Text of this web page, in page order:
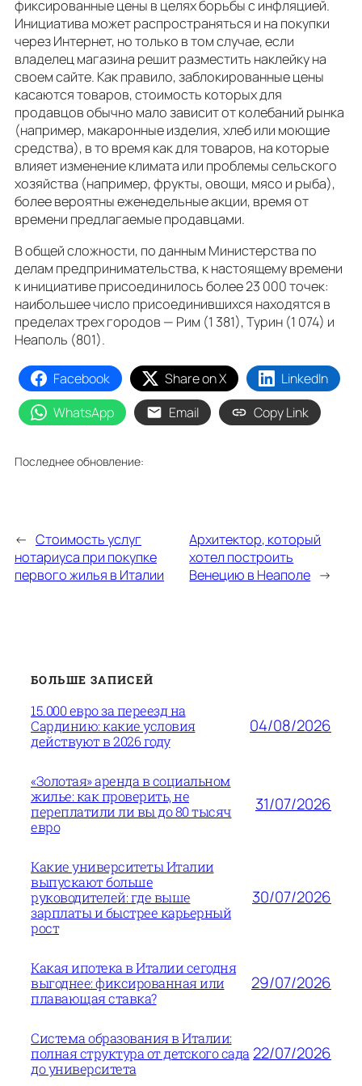
фиксированные цены в целях борьбы с инфляцией.
Инициатива может распространяться и на покупки
через Интернет, но только в том случае, если
владелец магазина решит разместить наклейку на
своем сайте. Как правило, заблокированные цены
касаются товаров, стоимость которых для
продавцов обычно мало зависит от колебаний рынка
(например, макаронные изделия, хлеб или моющие
средства), в то время как для товаров, на которые
влияет изменение климата или проблемы сельского
хозяйства (например, фрукты, овощи, мясо и рыба),
более вероятны еженедельные акции, время от
времени предлагаемые продавцами.
В общей сложности, по данным Министерства по
делам предпринимательства, к настоящему времени
к инициативе присоединилось более 23 000 точек:
наибольшее число присоединившихся находятся в
пределах трех городов — Рим (1 381), Турин (1 074) и
Неаполь (801).
Facebook Share on X
LinkedIn
WhatsApp
Email Copy Link
Последнее обновление:
← Стоимость услуг
нотариуса при покупке
первого жилья в Италии
Архитектор, который
хотел построить
Венецию в Неаполе →
БОЛЬШЕ ЗАПИСЕЙ
15.000 евро за переезд на
Сардинию: какие условия
действуют в 2026 году
04/08/2026
«Золотая» аренда в социальном
жилье: как проверить, не
переплатили ли вы до 80 тысяч
евро
31/07/2026
Какие университеты Италии
выпускают больше
руководителей: где выше
зарплаты и быстрее карьерный
рост
30/07/2026
Какая ипотека в Италии сегодня
выгоднее: фиксированная или
плавающая ставка?
29/07/2026
Система образования в Италии:
полная структура от детского сада
до университета
22/07/2026